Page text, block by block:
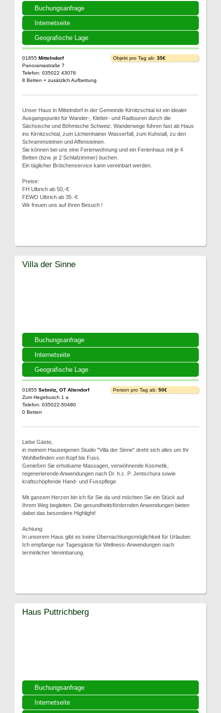
Buchungsanfrage
Internetseite
Geografische Lage
01855 Mittelndorf
Panoramastraße 7
Telefon: 035022 43076
8 Betten + zusätzlich Aufbettung
Objekt pro Tag ab: 35€
Unser Haus in Mittelndorf in der Gemeinde Kirnitzschtal ist ein idealer
Ausgangspunkt für Wander-, Kletter- und Radtouren durch die
Sächsische und Böhmische Schweiz. Wanderwege führen fast ab Haus
ins Kirnitzschtal, zum Lichtenhainer Wasserfall, zum Kuhstall, zu den
Schrammsteinen und Affensteinen.
Sie können bei uns eine Ferienwohnung und ein Ferienhaus mit je 4
Betten (bzw. je 2 Schlafzimmer) buchen.
Ein täglicher Brötchenservice kann vereinbart werden.
Preise:
FH Ulbrich ab 50,-€
FEWO Ulbrich ab 35.-€
Wir freuen uns auf Ihren Besuch !
Buchungsanfrage
Internetseite
Geografische Lage
Villa der Sinne
01855 Sebnitz, OT Altendorf
Zum Hegebusch 1 a
Telefon: 035022-50480
0 Betten
Person pro Tag ab: 50€
Liebe Gäste,
in meinem Hauseigenen Studio "Villa der Sinne" dreht sich alles um Ihr
Wohlbefinden von Kopf bis Fuss.
Genießen Sie erholsame Massagen, verwöhnende Kosmetik,
regenerierende Anwendungen nach Dr. h.c. P. Jentschura sowie
kraftschöpfende Hand- und Fusspflege.
Mit ganzem Herzen bin ich für Sie da und möchten Sie ein Stück auf
Ihrem Weg begleiten. Die gesundheitsfördernden Anwendungen bieten
dabei das besondere Highlight!
Achtung:
In unserem Haus gibt es keine Übernachtungsmöglichkeit für Urlauber.
Ich empfange nur Tagesgäste für Wellness-Anwendungen nach
terminlicher Vereinbarung.
Buchungsanfrage
Internetseite
Haus Puttrichberg